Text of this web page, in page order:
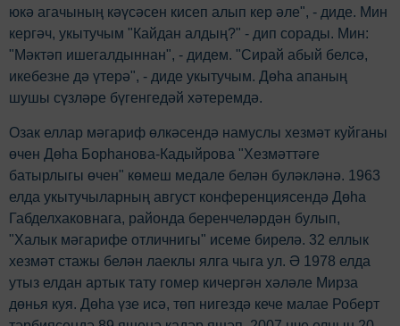
юкә агачының кәүсәсен кисеп алып кер әле", - диде. Мин
кергәч, укытучым "Кайдан алдың?" - дип сорады. Мин:
"Мәктәп ишегалдыннан", - дидем. "Сирай абый белсә,
икебезне дә үтерә", - диде укытучым. Дөһа апаның
шушы сүзләре бүгенгедәй хәтеремдә.
Озак еллар мәгариф өлкәсендә намуслы хезмәт куйганы
өчен Дөһа Борhанова-Кадыйрова "Хезмәттәге
батырлыгы өчен" көмеш медале белән буләкләнә. 1963
елда укытучыларның август конференциясендә Дөһа
Габделхаковнага, районда беренчеләрдән булып,
"Халык мәгарифе отличнигы" исеме бирелә. 32 еллык
хезмәт стажы белән лаеклы ялга чыга ул. Ә 1978 елда
утыз елдан артык тату гомер кичергән хәләле Мирза
дөнья куя. Дөһа үзе исә, төп нигездә кече малае Роберт